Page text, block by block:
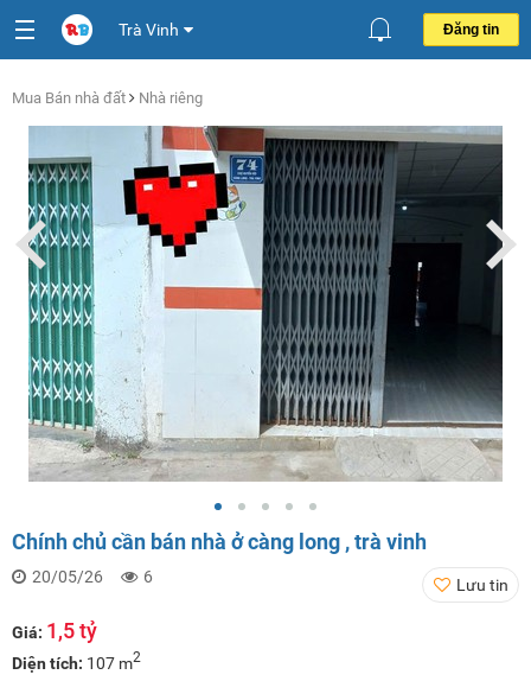
Trà Vinh Đăng tin
Mua Bán nhà đất Nhà riêng
Chính chủ cần bán nhà ở càng long , trà vinh
20/05/26 6 Lưu tin
Giá: 1,5 tỷ
Diện tích: 107 m2